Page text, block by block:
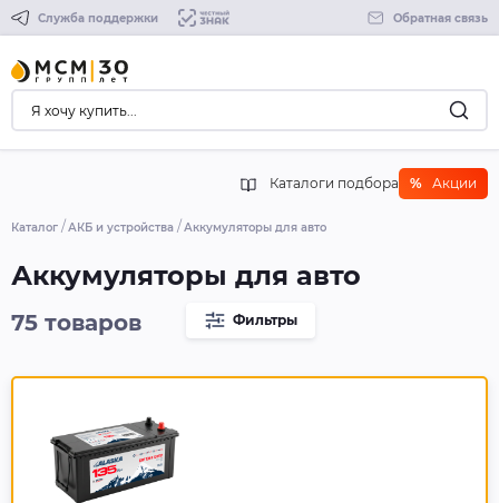
Служба поддержки Обратная связь
Каталоги подбора % Акции
Каталог АКБ и устройства Аккумуляторы для авто
Аккумуляторы для авто
75 товаров Фильтры